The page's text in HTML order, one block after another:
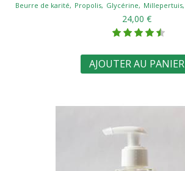
Beurre de karité
Propolis Glycérine Millepertuis
24,00 €
AJOUTER AU PANIER